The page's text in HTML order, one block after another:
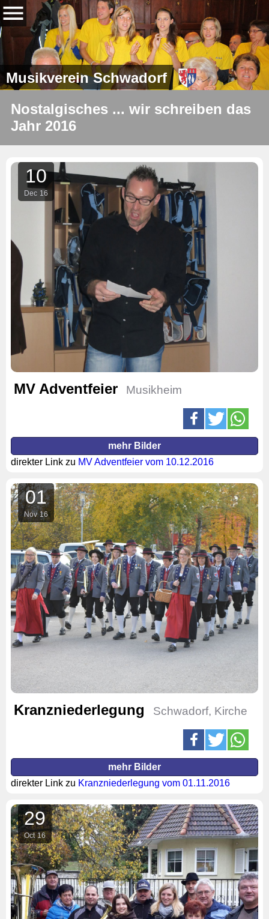
Musikverein Schwadorf
Nostalgisches ... wir schreiben das
Jahr 2016
10
Dec 16
MV Adventfeier Musikheim
mehr Bilder
direkter Link zu MV Adventfeier vom 10.12.2016
01
Nov 16
Kranzniederlegung Schwadorf, Kirche
mehr Bilder
direkter Link zu Kranzniederlegung vom 01.11.2016
29
Oct 16